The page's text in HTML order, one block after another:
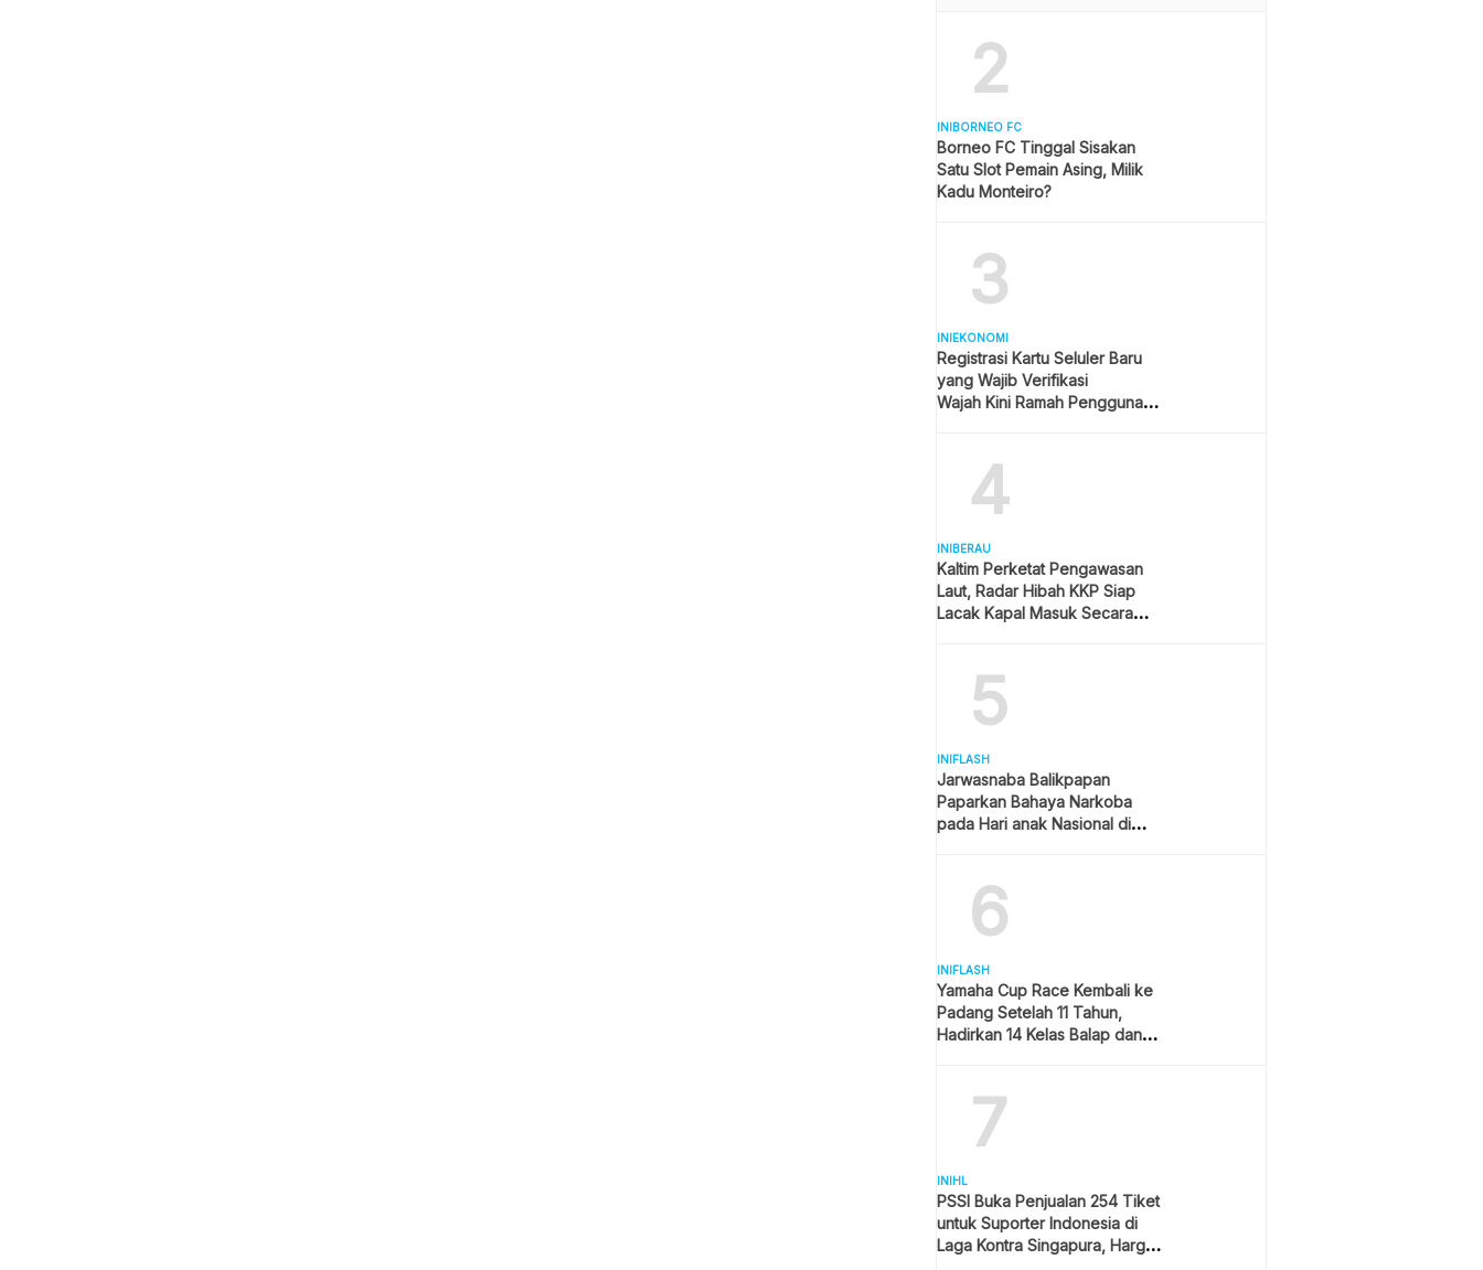
2
INIBORNEO FC
Borneo FC Tinggal Sisakan
Satu Slot Pemain Asing, Milik
Kadu Monteiro?
3
INIEKONOMI
Registrasi Kartu Seluler Baru
yang Wajib Verifikasi
Wajah Kini Ramah Pengguna
4
INIBERAU
Kaltim Perketat Pengawasan
Laut, Radar Hibah KKP Siap
Lacak Kapal Masuk Secara
5
INIFLASH
Jarwasnaba Balikpapan
Paparkan Bahaya Narkoba
pada Hari anak Nasional di
6
INIFLASH
Yamaha Cup Race Kembali ke
Padang Setelah 11 Tahun,
Hadirkan 14 Kelas Balap dan
7
INIHL
PSSI Buka Penjualan 254 Tiket
untuk Suporter Indonesia di
Laga Kontra Singapura, Harga